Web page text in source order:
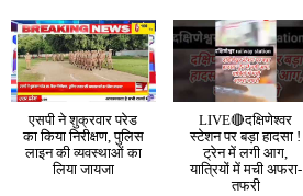
एसपी ने शुक्रवार परेड
का किया निरीक्षण, पुलिस
लाइन की व्यवस्थाओं का
लिया जायजा
LIVE🔴दक्षिणेश्वर
स्टेशन पर बड़ा हादसा !
ट्रेन में लगी आग,
यात्रियों में मची अफरा-
तफरी